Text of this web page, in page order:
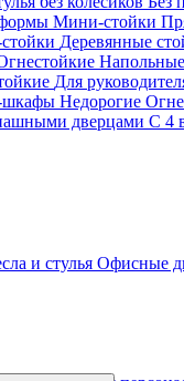
Мини-стойки
Деревянные
Напольные
Для
Недорогие
дверцами С 4
и стулья Офисные